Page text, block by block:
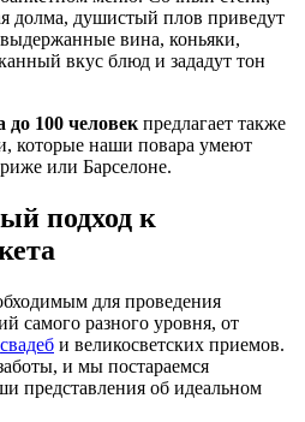
долма, душистый плов приведут
вина, коньяки,
вкус блюд и зададут тон
до 100 человекпредлагает также
которые наши повара умеют
или Барселоне.
подход к
для проведения
самого разного уровня, от
свадеб и великосветских приемов.
и мы постараемся
представления об идеальном